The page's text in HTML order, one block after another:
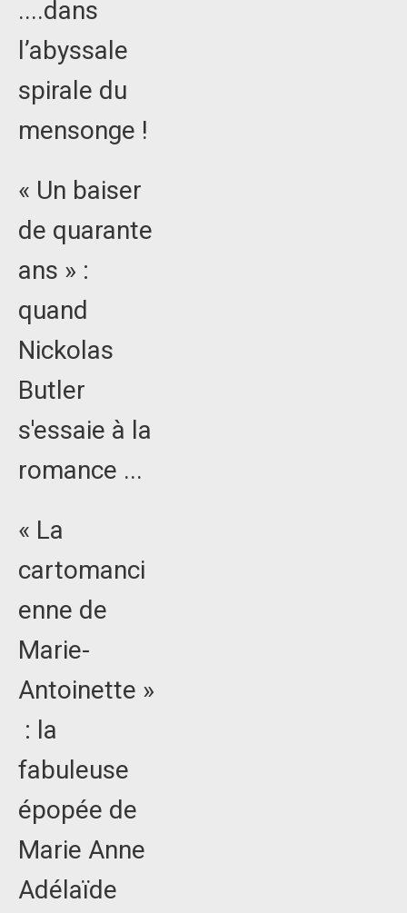
....dans
l’abyssale
spirale du
mensonge !
« Un baiser
de quarante
ans » :
quand
Nickolas
Butler
s'essaie à la
romance ...
« La
cartomanci
enne de
Marie-
Antoinette »
: la
fabuleuse
épopée de
Marie Anne
Adélaïde